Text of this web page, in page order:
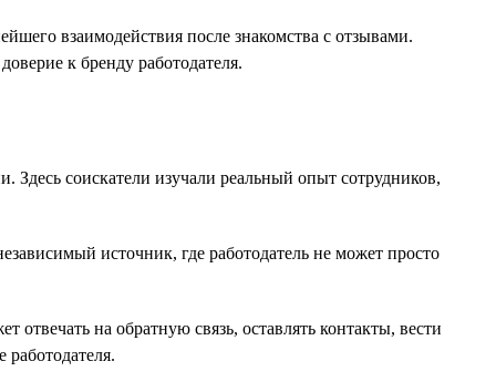
взаимодействия после знакомства с отзывами.
к бренду работодателя.
Здесь соискатели изучали реальный опыт сотрудников,
источник, где работодатель не может просто
на обратную связь, оставлять контакты, вести